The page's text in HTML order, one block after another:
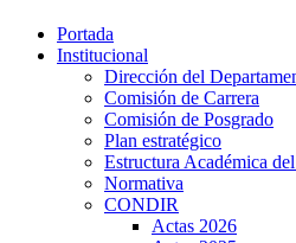
Portada
Institucional
Dirección del
Comisión de Carrera
Comisión de Posgrado
Plan estratégico
Estructura Académica
Normativa
CONDIR
Actas 2026